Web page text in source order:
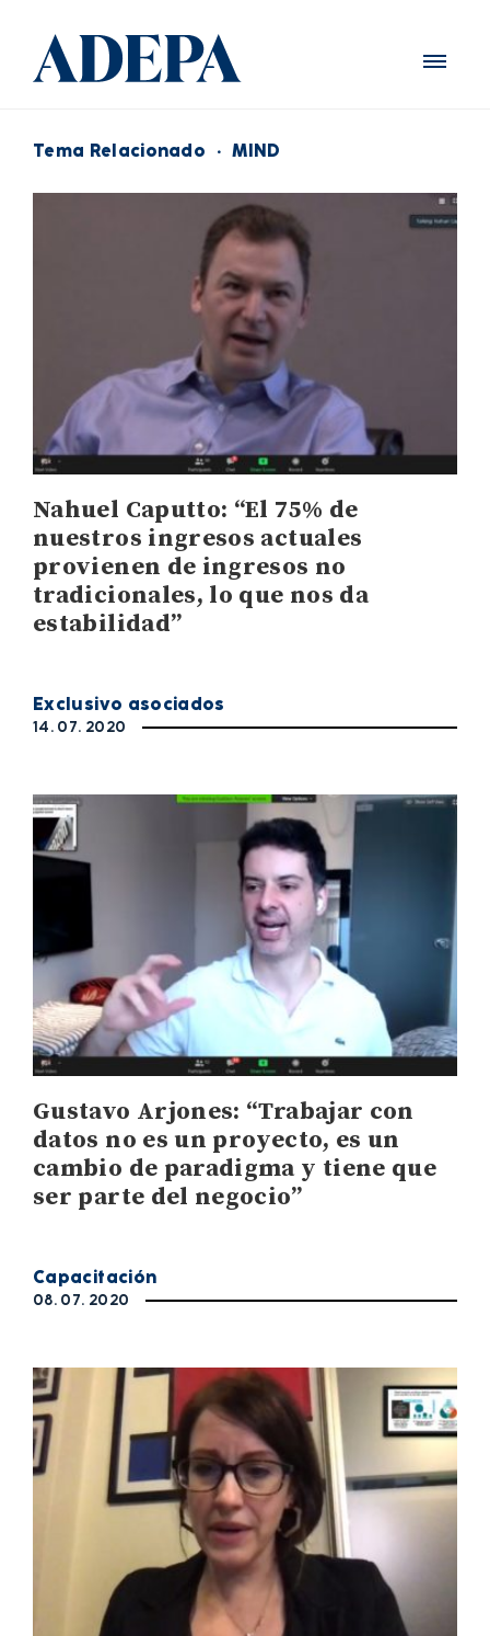
Tema Relacionado · MIND
Nahuel Caputto: “El 75% de
nuestros ingresos actuales
provienen de ingresos no
tradicionales, lo que nos da
estabilidad”
Exclusivo asociados
14. 07. 2020
Gustavo Arjones: “Trabajar con
datos no es un proyecto, es un
cambio de paradigma y tiene que
ser parte del negocio”
Capacitación
08. 07. 2020